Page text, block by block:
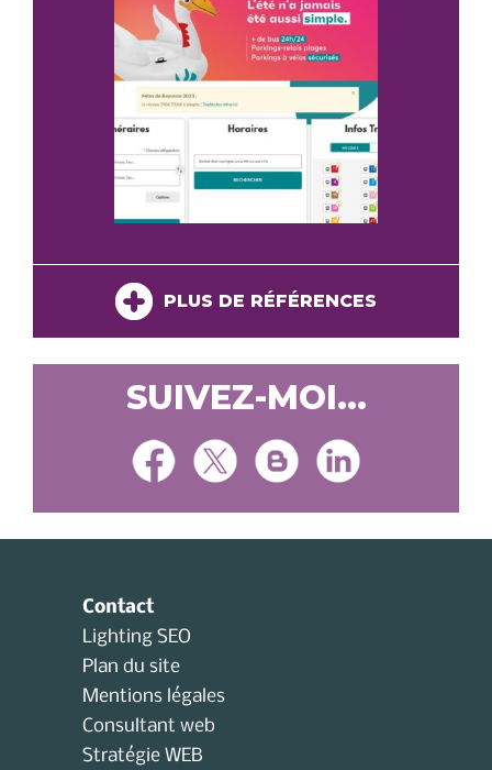
PLUS DE RÉFÉRENCES
SUIVEZ-MOI...
Contact
Lighting SEO
Plan du site
Mentions légales
Consultant web
Stratégie WEB